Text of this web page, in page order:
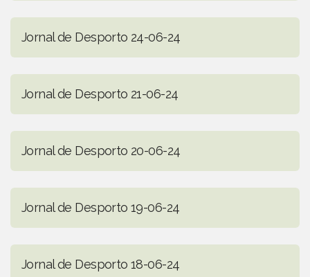
Jornal de Desporto 24-06-24
Jornal de Desporto 21-06-24
Jornal de Desporto 20-06-24
Jornal de Desporto 19-06-24
Jornal de Desporto 18-06-24